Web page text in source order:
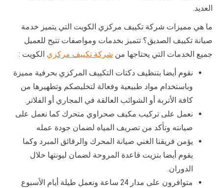
العديد.
ما هي مميزات شركة تكييف مركزي الكويت التي يتميز خدمة
صيانة تكييف الصديق؟ تتميز بخدمات ومواصفات تتيح للعميل
جميع الخدمات التي يحتاجها من شركة تكييف مركزي الكويت :
نقوم أيضا بتنظيف دكتات التكييف المركزي بحرفية مميزة
وباستخدام مواد طبيعية وفعالة لتخليصكم وتطهيرها من
كافة الأتربة أو الشوائب العالقة في المجاري أو الفلاتر.
نعمل على تركيب مكيف صحراوي متحرك كما نعمل على
صيانته وتأكد من تصريف المياه لضمان جودة عمله
يؤمن فريقنا الغني صيانة المحرك والرقائق المبرد وكما
يقوم أيضا بتزيت قاعدة المروحة لضمان ليونتها خلال
الدوران.
متوافرون على مدار 24 ساعة ونعمل طيلة أيام الأسبوع